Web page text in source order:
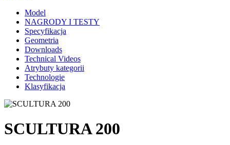
Model
NAGRODY I TESTY
Specyfikacja
Geometria
Downloads
Technical Videos
Atrybuty kategorii
Technologie
Klasyfikacja
SCULTURA 200